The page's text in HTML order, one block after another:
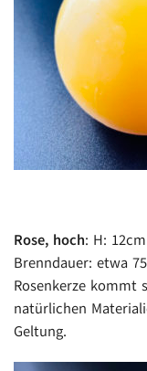
Rose, hoch: H:
Brenndauer: etwa
Rosenkerze kommt
natürlichen
Geltung.